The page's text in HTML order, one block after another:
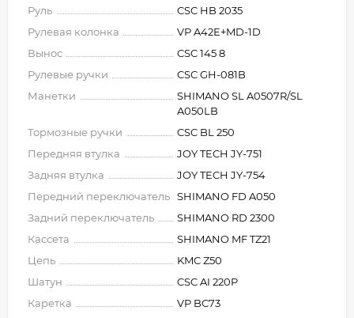
Руль
CSC HB 2035
Рулевая колонка
VP A42E+MD-1D
Вынос
CSC 145 8
Рулевые ручки
CSC GH-081B
Манетки
SHIMANO SL A0507R/SL
A050LB
Тормозные ручки
CSC BL 250
Передняя втулка
JOY TECH JY-751
Задняя втулка
JOY TECH JY-754
Передний переключатель SHIMANO FD A050
Задний переключатель
SHIMANO RD 2300
Кассета
SHIMANO MF TZ21
Цепь
KMC Z50
Шатун
CSC AI 220P
Каретка
VP BC73